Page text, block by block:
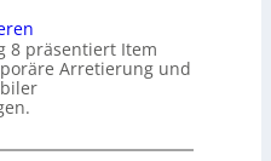
8 präsentiert Item
Arretierung und